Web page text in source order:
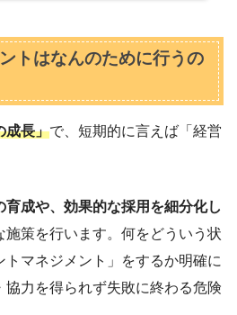
トはなんのために行うの
成長」で、短期的に言えば「経営
育成や、効果的な採用を細分化し
施策を行います。何をどういう状
マネジメント」をするか明確に
協力を得られず失敗に終わる危険